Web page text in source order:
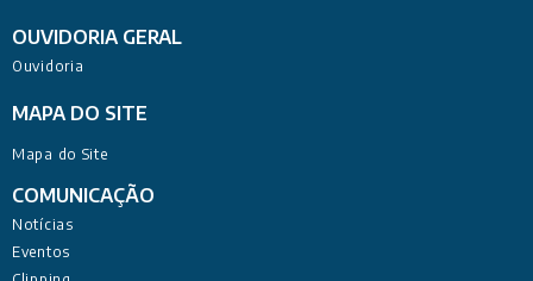
OUVIDORIA GERAL
Ouvidoria
MAPA DO SITE
Mapa do Site
COMUNICAÇÃO
Notícias
Eventos